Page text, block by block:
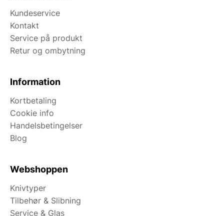
Kundeservice
Kontakt
Service på produkt
Retur og ombytning
Information
Kortbetaling
Cookie info
Handelsbetingelser
Blog
Webshoppen
Knivtyper
Tilbehør & Slibning
Service & Glas